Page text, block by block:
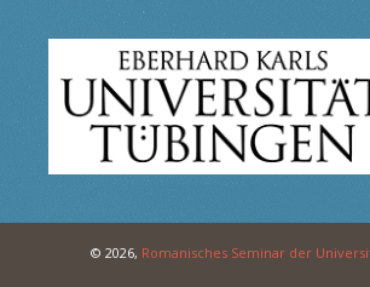
© 2026, Romanisches Seminar der